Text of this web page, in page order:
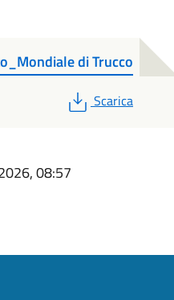
di Trucco
PDF
Scarica
08:57